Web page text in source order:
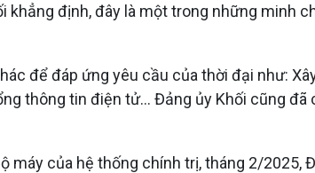
khẳng định, đây là một trong những
để đáp ứng yêu cầu của thời đại như:
thông tin điện tử... Đảng ủy Khối cũng
của hệ thống chính trị, tháng 2/2025,